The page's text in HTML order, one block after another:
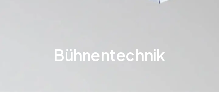
Bühnentechnik